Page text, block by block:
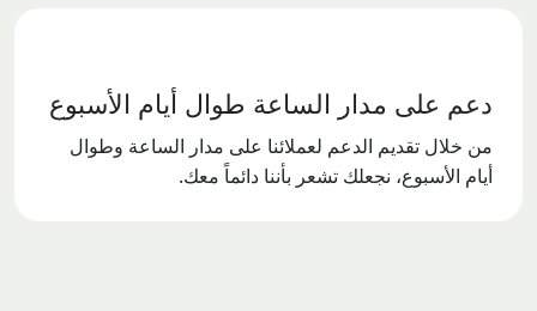
دعم على مدار الساعة طوال أيام الأسبوع
من خلال تقديم الدعم لعملائنا على مدار الساعة وطوال
أيام الأسبوع، نجعلك تشعر بأننا دائماً معك.